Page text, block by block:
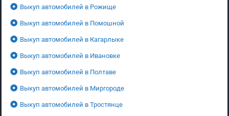
Выкуп автомобилей в Рожище
Выкуп автомобилей в Помошной
Выкуп автомобилей в Кагарлыке
Выкуп автомобилей в Ивановке
Выкуп автомобилей в Полтаве
Выкуп автомобилей в Миргороде
Выкуп автомобилей в Тростянце